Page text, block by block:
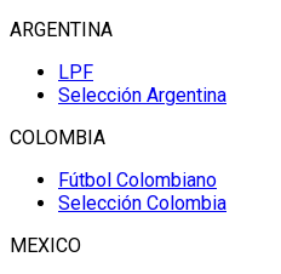
ARGENTINA
LPF
Selección Argentina
COLOMBIA
Fútbol Colombiano
Selección Colombia
MEXICO